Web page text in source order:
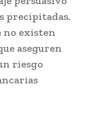
precipitadas.
no existen
aseguren
riesgo